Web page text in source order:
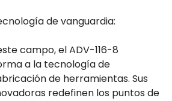
de vanguardia:
campo, el ADV-116-8
a la tecnología de
de herramientas. Sus
redefinen los puntos de